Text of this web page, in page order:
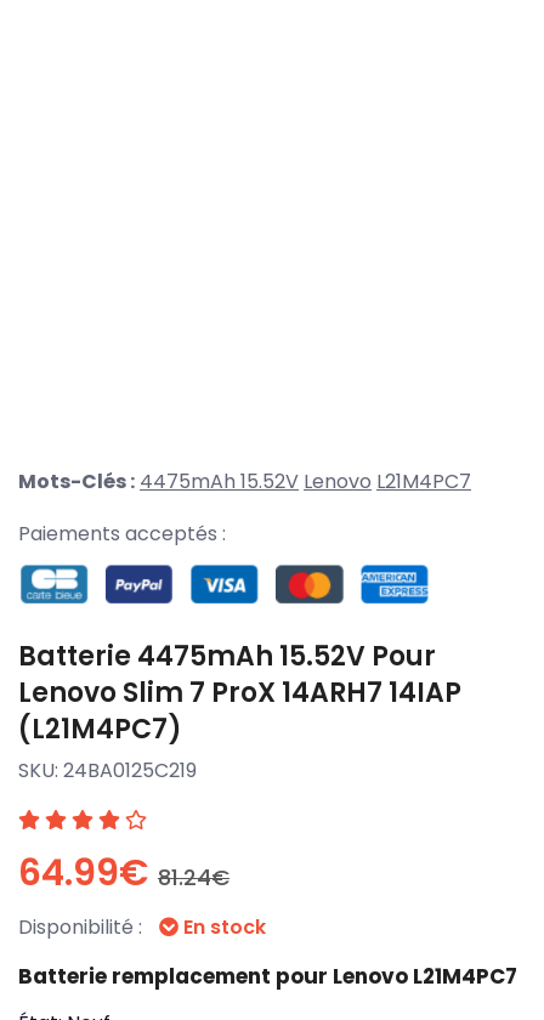
Mots-Clés : 4475mAh 15.52V Lenovo L21M4PC7
Paiements acceptés :
Batterie 4475mAh 15.52V Pour
Lenovo Slim 7 ProX 14ARH7 14IAP
(L21M4PC7)
SKU: 24BA0125C219
64.99€ 81.24€
Disponibilité : En stock
Batterie remplacement pour Lenovo L21M4PC7